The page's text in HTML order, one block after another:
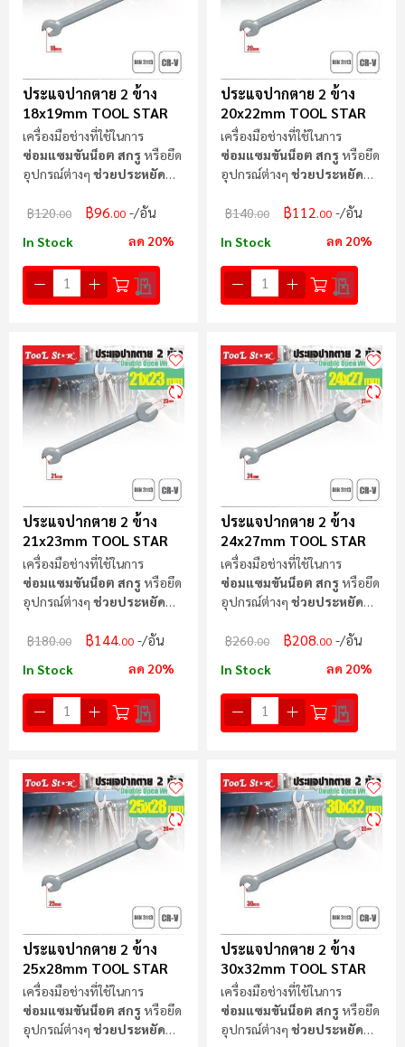
ประแจปากตาย 2 ข้าง
18x19mm TOOL STAR
เครื่องมือช่างที่ใช้ในการ
ซ่อมแซมขันน็อต สกรู หรือยึด
อุปกรณ์ต่างๆ ช่วยประหยัด
฿120.00 ฿96.00 /อัน
In Stock ลด 20%
ประแจปากตาย 2 ข้าง
20x22mm TOOL STAR
เครื่องมือช่างที่ใช้ในการ
ซ่อมแซมขันน็อต สกรู หรือยึด
อุปกรณ์ต่างๆ ช่วยประหยัด
฿140.00 ฿112.00 /อัน
In Stock ลด 20%
ประแจปากตาย 2 ข้าง
21x23mm TOOL STAR
เครื่องมือช่างที่ใช้ในการ
ซ่อมแซมขันน็อต สกรู หรือยึด
อุปกรณ์ต่างๆ ช่วยประหยัด
฿180.00 ฿144.00 /อัน
In Stock ลด 20%
ประแจปากตาย 2 ข้าง
24x27mm TOOL STAR
เครื่องมือช่างที่ใช้ในการ
ซ่อมแซมขันน็อต สกรู หรือยึด
อุปกรณ์ต่างๆ ช่วยประหยัด
฿260.00 ฿208.00 /อัน
In Stock ลด 20%
ประแจปากตาย 2 ข้าง
25x28mm TOOL STAR
เครื่องมือช่างที่ใช้ในการ
ซ่อมแซมขันน็อต สกรู หรือยึด
อุปกรณ์ต่างๆ ช่วยประหยัด
ประแจปากตาย 2 ข้าง
30x32mm TOOL STAR
เครื่องมือช่างที่ใช้ในการ
ซ่อมแซมขันน็อต สกรู หรือยึด
อุปกรณ์ต่างๆ ช่วยประหยัด